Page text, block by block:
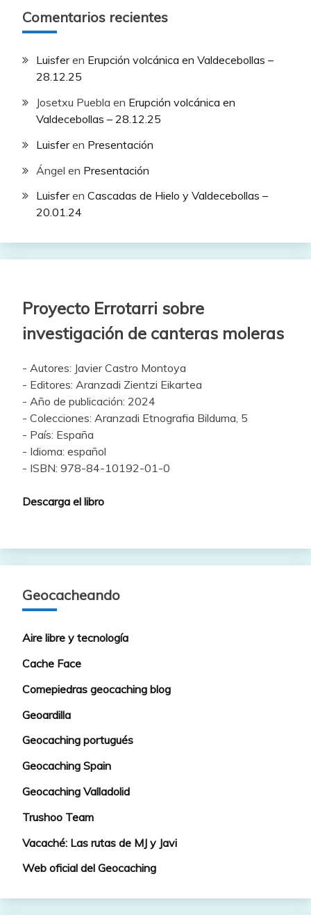
Comentarios recientes
Luisferen Erupción volcánica en Valdecebollas –
28.12.25
Josetxu Puebla en Erupción volcánica en
Valdecebollas – 28.12.25
Luisferen Presentación
Ángel en Presentación
Luisferen Cascadas de Hielo y Valdecebollas –
20.01.24
Proyecto Errotarri sobre
investigación de canteras moleras
- Autores: Javier Castro Montoya
- Editores: Aranzadi Zientzi Eikartea
- Año de publicación: 2024
- Colecciones: Aranzadi Etnografia Bilduma, 5
- País: España
- Idioma: español
- ISBN: 978-84-10192-01-0
Descarga el libro
Geocacheando
Aire libre y tecnología
Cache Face
Comepiedras geocaching blog
Geoardilla
Geocaching portugués
Geocaching Spain
Geocaching Valladolid
Trushoo Team
Vacaché: Las rutas de MJ y Javi
Web oficial del Geocaching